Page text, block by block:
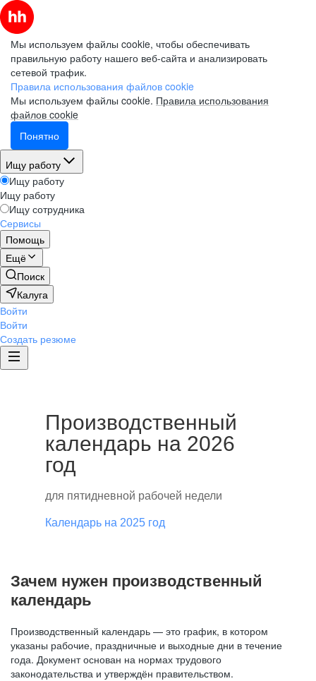
Мы используем файлы cookie, чтобы обеспечивать
правильную работу нашего веб-сайта и анализировать
сетевой трафик.
Правила использования файлов cookie
Мы используем файлы cookie. Правила использования
файлов cookie
Понятно
Ищу работу
Ищу работу
Ищу работу
Ищу сотрудника
Сервисы
Помощь
Ещё
Поиск
Калуга
Войти
Войти
Создать резюме
Производственный
календарь на 2026
год
для пятидневной рабочей недели
Календарь на 2025 год
Зачем нужен производственный
календарь
Производственный календарь — это график, в котором
указаны рабочие, праздничные и выходные дни в течение
года. Документ основан на нормах трудового
законодательства и утверждён правительством.